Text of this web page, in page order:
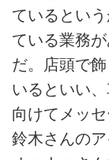
ているとい
ている業務
だ。店頭で
いるといい
向けてメッ
鈴木さんのア